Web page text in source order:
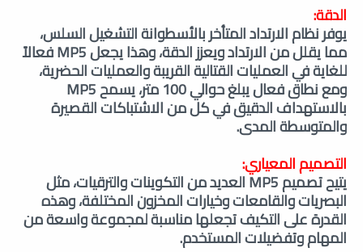
الدقة:
يوفر نظام الارتداد المتأخر بالأسطوانة التشغيل السلس،
مما يقلل من الارتداد ويعزز الدقة، وهذا يجعل MP5 فعالاً
للغاية في العمليات القتالية القريبة والعمليات الحضرية،
و مع نطاق فعال يبلغ حوالي 100 متر، يسمح MP5
بالاستهداف الدقيق في كل من الاشتباكات القصيرة
والمتوسطة المدى.
التصميم المعياري:
يتيح تصميم MP5 العديد من التكوينات والترقيات، مثل
البصريات والقامعات وخيارات المخزون المختلفة، وهذه
القدرة على التكيف تجعلها مناسبة لمجموعة واسعة من
المهام وتفضيلات المستخدم.